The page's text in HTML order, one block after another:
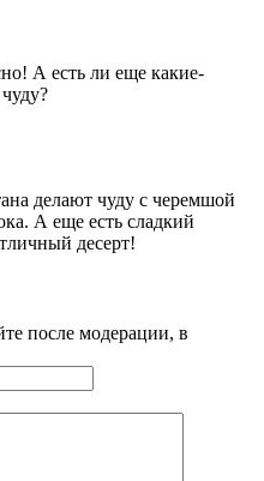
А есть ли еще какие-
делают чуду с черемшой
А еще есть сладкий
десерт!
после модерации, в